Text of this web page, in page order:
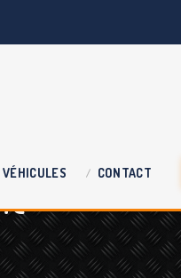
VÉHICULES CONTACT